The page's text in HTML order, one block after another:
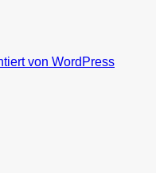
von WordPress